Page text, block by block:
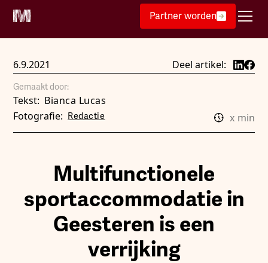
Partner worden
6.9.2021 Deel artikel:
Gemaakt door:
Tekst: Bianca Lucas
Fotografie:
Redactie x min
Multifunctionele
sportaccommodatie in
Geesteren is een
verrijking